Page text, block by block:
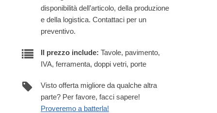
disponibilità dell’articolo, della produzione
e della logistica. Contattaci per un
preventivo.
Il prezzo include: Tavole, pavimento,
IVA, ferramenta, doppi vetri, porte
Visto offerta migliore da qualche altra
parte? Per favore, facci sapere!
Proveremo a batterla!